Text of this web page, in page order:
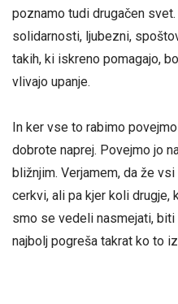
poznamo tudi drugačen
solidarnosti, ljubezni,
takih, ki iskreno pomagajo,
vlivajo upanje.
In ker vse to rabimo
dobrote naprej. Povejmo jo
bližnjim. Verjamem, da že
cerkvi, ali pa kjer koli drugje,
smo se vedeli nasmejati,
najbolj pogreša takrat ko to